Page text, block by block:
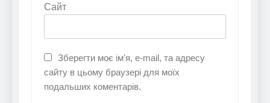
Сайт
Зберегти моє ім'я, e-mail, та адресу
сайту в цьому браузері для моїх
подальших коментарів.